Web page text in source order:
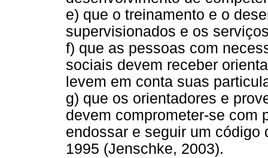
e) que o treinamento e o
supervisionados e os
f) que as pessoas com
sociais devem receber
levem em conta suas
g) que os orientadores e
devem comprometer-se com
endossar e seguir um
1995 (Jenschke, 2003).